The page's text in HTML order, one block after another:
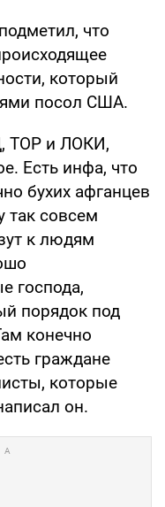
что
который
посол США.
ТОР и ЛОКИ,
Есть инфа, что
бухих афганцев
так совсем
к людям
господа,
порядок под
конечно
граждане
которые
он.